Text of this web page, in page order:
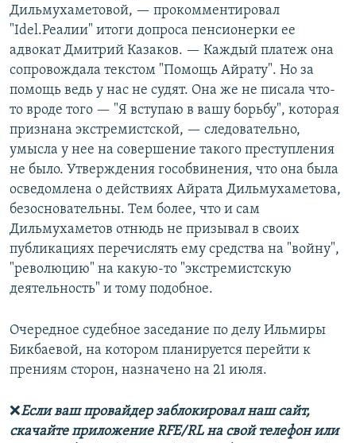
Дильмухаметовой, — прокомментировал
"Idel.Реалии" итоги допроса пенсионерки ее
адвокат Дмитрий Казаков. — Каждый платеж она
сопровождала текстом "Помощь Айрату". Но за
помощь ведь у нас не судят. Она же не писала что-
то вроде того — "Я вступаю в вашу борьбу", которая
признана экстремистской, — следовательно,
умысла у нее на совершение такого преступления
не было. Утверждения гособвинения, что она была
осведомлена о действиях Айрата Дильмухаметова,
безосновательны. Тем более, что и сам
Дильмухаметов отнюдь не призывал в своих
публикациях перечислять ему средства на "войну",
"революцию" на какую-то "экстремистскую
деятельность" и тому подобное.
Очередное судебное заседание по делу Ильмиры
Бикбаевой, на котором планируется перейти к
прениям сторон, назначено на 21 июля.
❌Если ваш провайдер заблокировал наш сайт,
скачайте приложение RFE/RL на свой телефон или